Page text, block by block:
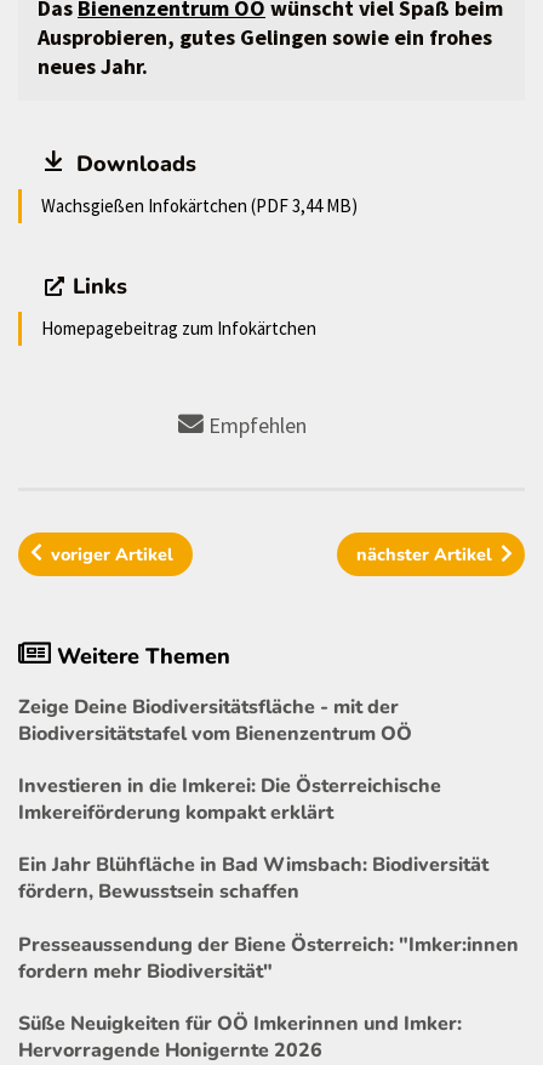
Das Bienenzentrum OÖ wünscht viel Spaß beim
Ausprobieren, gutes Gelingen sowie ein frohes
neues Jahr.
Downloads
Wachsgießen Infokärtchen (PDF 3,44 MB)
Links
Homepagebeitrag zum Infokärtchen
Empfehlen
vorigerArtikel nächster Artikel
Weitere Themen
Zeige Deine Biodiversitätsfläche - mit der
Biodiversitätstafel vom Bienenzentrum OÖ
Investieren in die Imkerei: Die Österreichische
Imkereiförderung kompakt erklärt
Ein Jahr Blühfläche in Bad Wimsbach: Biodiversität
fördern, Bewusstsein schaffen
Presseaussendung der Biene Österreich: "Imker:innen
fordern mehr Biodiversität"
Süße Neuigkeiten für OÖ Imkerinnen und Imker:
Hervorragende Honigernte 2026